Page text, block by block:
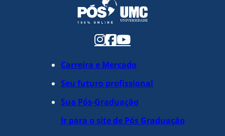
Carreira e Mercado
Seu futuro profissional
Sua Pós-Graduação
Ir para o site de Pós Graduação